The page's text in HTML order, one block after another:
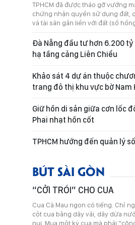
TPHCM đã được tháo gỡ vướng
chứng nhận quyền sử dụng đất,
và tài sản gắn liền với đất (sổ
Đà Nẵng đầu tư hơn 6.200
hạ tầng cảng Liên Chiểu
Khảo sát 4 dự án thuộc
trang đô thị khu vực bờ Nam
Giữ hồn di sản giữa cơn lốc
Phai nhạt hồn cốt
TPHCM hướng đến quản lý
BÚT SÀI GÒN
“CỞI TRÓI” CHO CUA
Cua Cà Mau ngon có tiếng. Chỉ
cột cua bằng dây vải, dây dừa
nụi. Mua một ký cua mà phải